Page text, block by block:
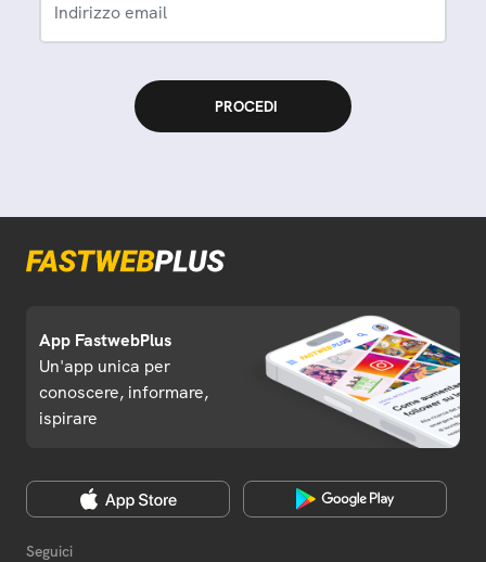
Indirizzo email
App FastwebPlus
Un'app unica per
conoscere, informare,
ispirare
Seguici